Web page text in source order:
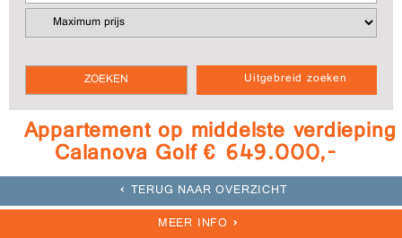
Uitgebreid zoeken
Appartement op middelste verdieping
Calanova Golf € 649.000,-
TERUG NAAR OVERZICHT
MEER INFO